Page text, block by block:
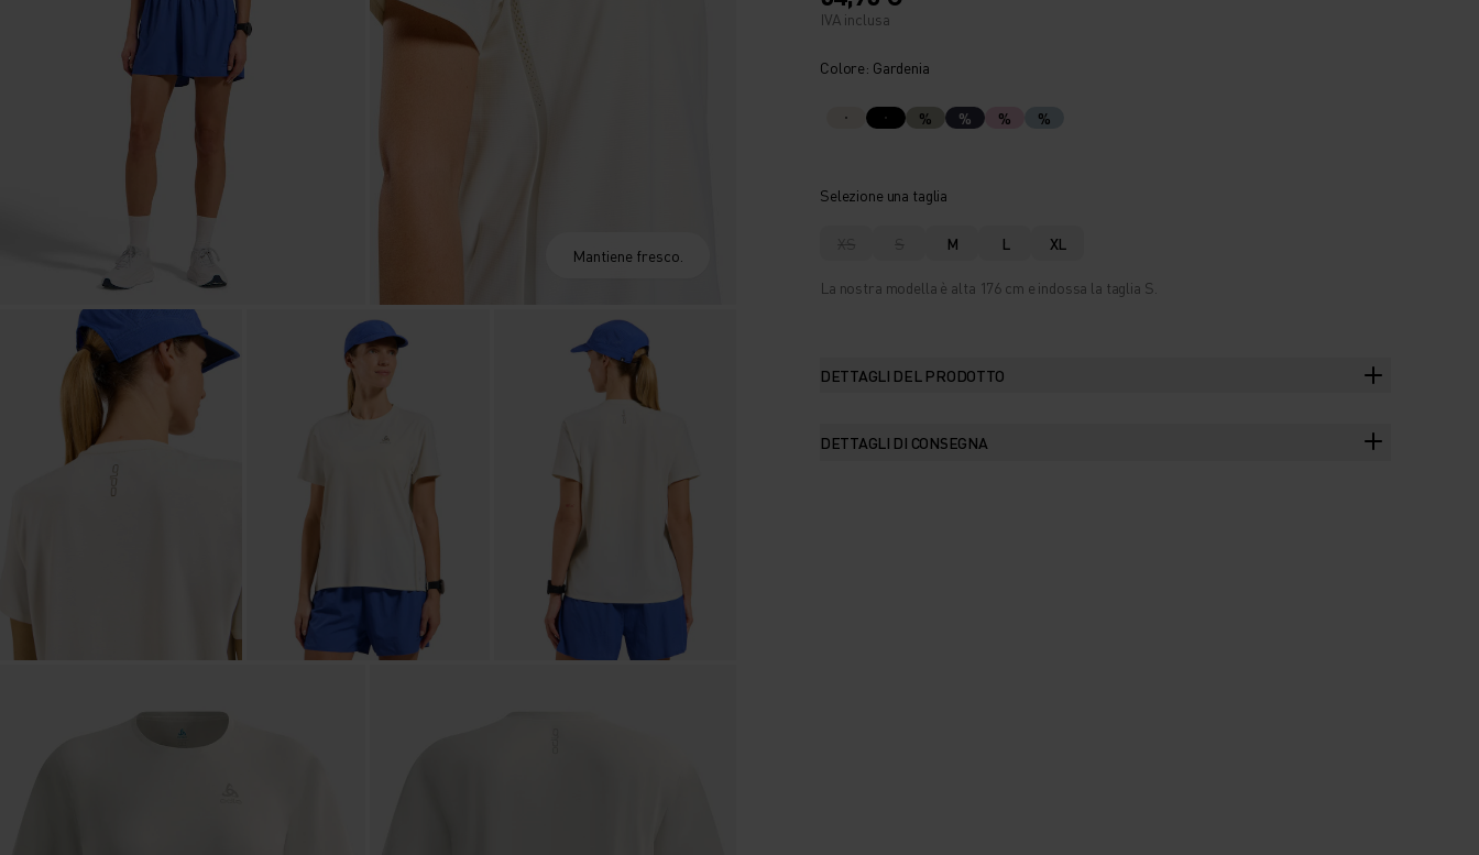
Mantiene fresco.
IVA inclusa
Colore: Gardenia
% % % %
Selezione una taglia
XS S M L XL
La nostra modella è alta 176 cm e indossa la taglia S.
DETTAGLI DEL PRODOTTO
DETTAGLI DI CONSEGNA